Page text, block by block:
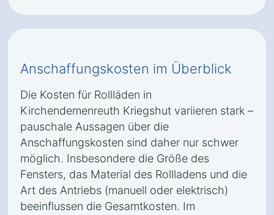
Anschaffungskosten im Überblick
Die Kosten für Rollläden in
Kirchendemenreuth Kriegshut variieren stark –
pauschale Aussagen über die
Anschaffungskosten sind daher nur schwer
möglich. Insbesondere die Größe des
Fensters, das Material des Rollladens und die
Art des Antriebs (manuell oder elektrisch)
beeinflussen die Gesamtkosten. Im